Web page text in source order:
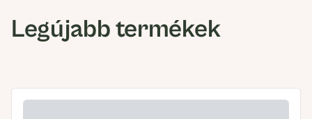
Legújabb termékek